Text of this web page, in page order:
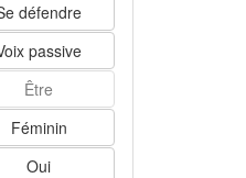
défendre
passive
Être
Féminin
Oui